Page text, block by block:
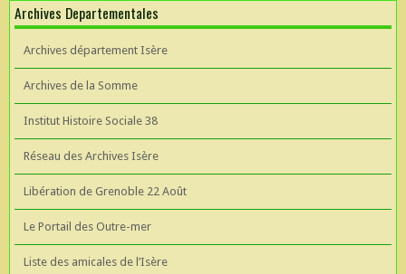
Archives Departementales
Archives département Isère
Archives de la Somme
Institut Histoire Sociale 38
Réseau des Archives Isère
Libération de Grenoble 22 Août
Le Portail des Outre-mer
Liste des amicales de l’Isère